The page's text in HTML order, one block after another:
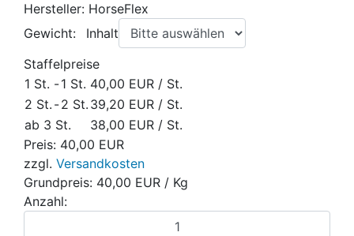
Hersteller: HorseFlex
Gewicht:
Inhalt
Staffelpreise
1 St. -1 St. 40,00 EUR / St.
2 St. -2 St. 39,20 EUR / St.
ab 3 St.
38,00 EUR / St.
Preis: 40,00 EUR
zzgl. Versandkosten
Grundpreis: 40,00 EUR / Kg
Anzahl: